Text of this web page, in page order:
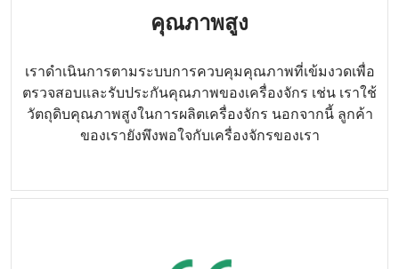
คุณภาพสูง
เราดำเนินการตามระบบการควบคุมคุณภาพที่เข้มงวดเพื่อ
ตรวจสอบและรับประกันคุณภาพของเครื่องจักร เช่น เราใช้
วัตถุดิบคุณภาพสูงในการผลิตเครื่องจักร นอกจากนี้ ลูกค้า
ของเรายังพึงพอใจกับเครื่องจักรของเรา